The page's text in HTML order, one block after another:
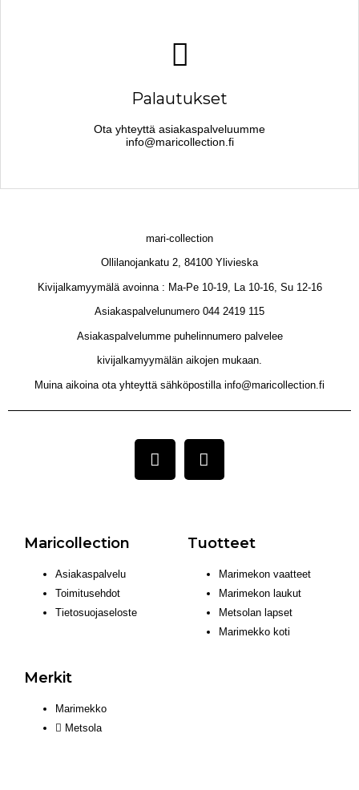
Palautukset
Ota yhteyttä asiakaspalveluumme
info@maricollection.fi
mari-collection
Ollilanojankatu 2, 84100 Ylivieska
Kivijalkamyymälä avoinna : Ma-Pe 10-19, La 10-16, Su 12-16
Asiakaspalvelunumero 044 2419 115
Asiakaspalvelumme puhelinnumero palvelee
kivijalkamyymälän aikojen mukaan.
Muina aikoina ota yhteyttä sähköpostilla info@maricollection.fi
Maricollection
Asiakaspalvelu
Toimitusehdot
Tietosuojaseloste
Tuotteet
Marimekon vaatteet
Marimekon laukut
Metsolan lapset
Marimekko koti
Merkit
Marimekko
Metsola